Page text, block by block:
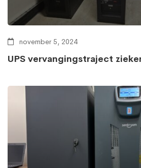
november 5, 2024
UPS vervangingstraject